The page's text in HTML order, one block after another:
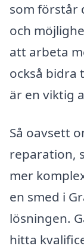
som förstår
och
att arbeta
också bidra
är en viktig
Så oavsett
reparation,
mer
en smed i
lösningen.
hitta